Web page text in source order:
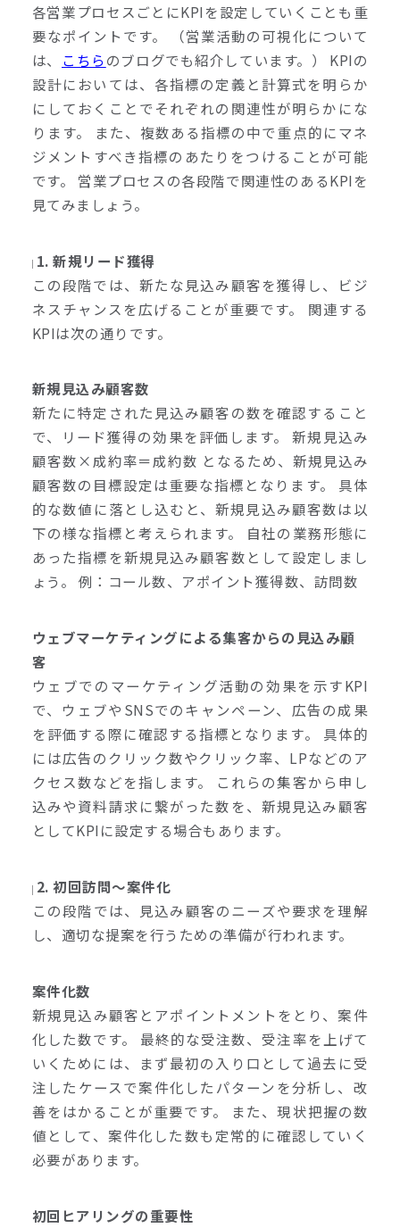
各営業プロセスごとにKPIを設定していくことも重
要なポイントです。 （営業活動の可視化について
は、 こちらのブログでも紹介しています。） KPIの
設計においては、各指標の定義と計算式を明らか
にしておくことでそれぞれの関連性が明らかにな
ります。 また、複数ある指標の中で重点的にマネ
ジメントすべき指標のあたりをつけることが可能
です。 営業プロセスの各段階で関連性のあるKPIを
見てみましょう。
1. 新規リード獲得
この段階では、新たな見込み顧客を獲得し、ビジ
ネスチャンスを広げることが重要です。 関連する
KPIは次の通りです。
新規見込み顧客数
新たに特定された見込み顧客の数を確認すること
で、リード獲得の効果を評価します。 新規見込み
顧客数×成約率＝成約数 となるため、新規見込み
顧客数の目標設定は重要な指標となります。 具体
的な数値に落とし込むと、新規見込み顧客数は以
下の様な指標と考えられます。 自社の業務形態に
あった指標を新規見込み顧客数として設定しまし
ょう。 例：コール数、アポイント獲得数、訪問数
ウェブマーケティングによる集客からの見込み顧
客
ウェブでのマーケティング活動の効果を示すKPI
で、ウェブやSNSでのキャンペーン、広告の成果
を評価する際に確認する指標となります。 具体的
には広告のクリック数やクリック率、LPなどのア
クセス数などを指します。 これらの集客から申し
込みや資料請求に繋がった数を、新規見込み顧客
としてKPIに設定する場合もあります。
2. 初回訪問～案件化
この段階では、見込み顧客のニーズや要求を理解
し、適切な提案を行うための準備が行われます。
案件化数
新規見込み顧客とアポイントメントをとり、案件
化した数です。 最終的な受注数、受注率を上げて
いくためには、まず最初の入り口として過去に受
注したケースで案件化したパターンを分析し、改
善をはかることが重要です。 また、現状把握の数
値として、案件化した数も定常的に確認していく
必要があります。
初回ヒアリングの重要性